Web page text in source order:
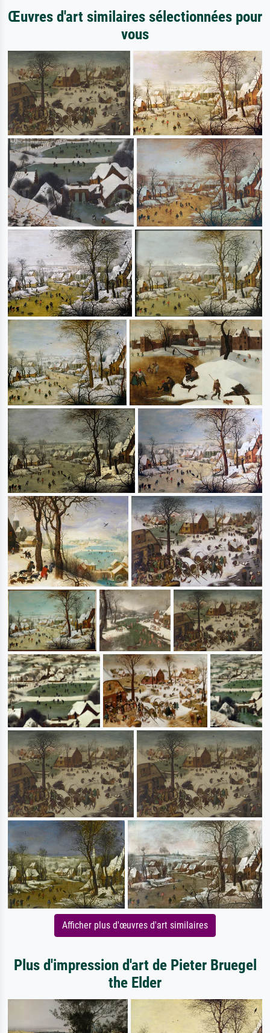
Œuvres d'art similaires sélectionnées pour
vous
Afficher plus d'œuvres d'art similaires
Plus d'impression d'art de Pieter Bruegel
the Elder